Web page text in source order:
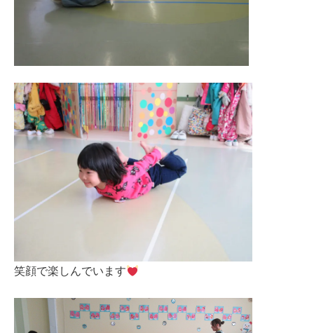
笑顔で楽しんでいます